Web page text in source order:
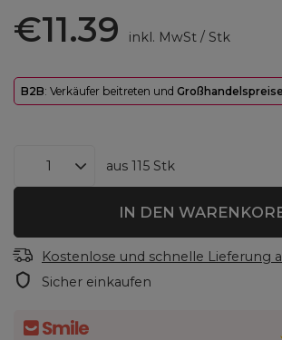
€11.39 inkl. MwSt / Stk
B2B: Verkäufer beitreten und
aus 115 Stk
IN DEN
Kostenlose und schnelle Lieferung
Sicher einkaufen